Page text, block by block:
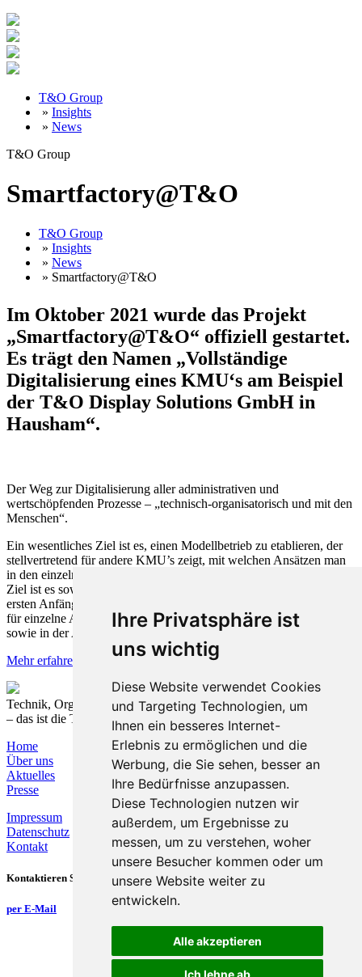
Ihre Privatsphäre ist
uns wichtig
Diese Website verwendet Cookies
und Targeting Technologien, um
Ihnen ein besseres Internet-
Erlebnis zu ermöglichen und die
Werbung, die Sie sehen, besser an
Ihre Bedürfnisse anzupassen.
Diese Technologien nutzen wir
außerdem, um Ergebnisse zu
messen, um zu verstehen, woher
unsere Besucher kommen oder um
unsere Website weiter zu
entwickeln.
Alle akzeptieren
Ich lehne ab
T&O Group
» Insights
» News
T&O Group
Smartfactory@T&O
T&O Group
» Insights
» News
» Smartfactory@T&O
Im Oktober 2021 wurde das Projekt
„Smartfactory@T&O“ offiziell gestartet.
Es trägt den Namen „Vollständige
Digitalisierung eines KMU‘s am Beispiel
der T&O Display Solutions GmbH in
Hausham“.
Der Weg zur Digitalisierung aller administrativen und
wertschöpfenden Prozesse – „technisch-organisatorisch und mit den
Menschen“.
Ein wesentliches Ziel ist es, einen Modellbetrieb zu etablieren, der
stellvertretend für andere KMU’s zeigt, mit welchen Ansätzen man
in den einzelnen Bereichen Digitalisierungs-Tools umsetzen kann.
Ziel ist es sowohl den ganzen Weg der Transformation von den
ersten Anfängen und Gedanken sowie ausgewählte Lösungsansätze
für einzelne Aufgabenstellungen entlang der Wertschöpfungskette
sowie in der Administration aufzuzeigen.
Mehr erfahren
Technik, Organisation und Prozesse nachhaltig verbinden
– das ist die T&O Group.
Home
Über uns
Aktuelles
Presse
Impressum
Datenschutz
Kontakt
Kontaktieren Sie uns
per E-Mail